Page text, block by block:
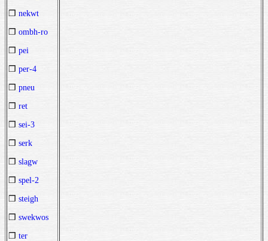
❒ nekwt
❒ ombh-ro
❒ pei
❒ per-4
❒ pneu
❒ ret
❒ sei-3
❒ serk
❒ slagw
❒ spel-2
❒ steigh
❒ swekwos
❒ ter